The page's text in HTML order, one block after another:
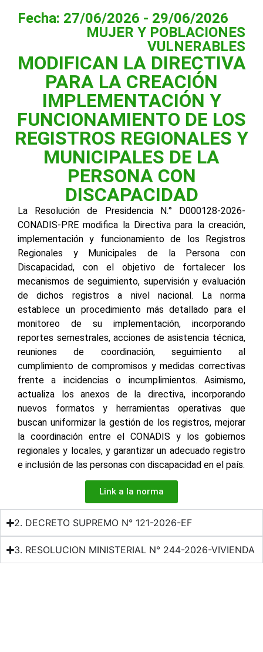
Fecha: 27/06/2026 - 29/06/2026
MUJER Y POBLACIONES
VULNERABLES
MODIFICAN LA DIRECTIVA
PARA LA CREACIÓN
IMPLEMENTACIÓN Y
FUNCIONAMIENTO DE LOS
REGISTROS REGIONALES Y
MUNICIPALES DE LA
PERSONA CON
DISCAPACIDAD
La Resolución de Presidencia N.° D000128-2026-
CONADIS-PRE modifica la Directiva para la creación,
implementación y funcionamiento de los Registros
Regionales y Municipales de la Persona con
Discapacidad, con el objetivo de fortalecer los
mecanismos de seguimiento, supervisión y evaluación
de dichos registros a nivel nacional. La norma
establece un procedimiento más detallado para el
monitoreo de su implementación, incorporando
reportes semestrales, acciones de asistencia técnica,
reuniones de coordinación, seguimiento al
cumplimiento de compromisos y medidas correctivas
frente a incidencias o incumplimientos. Asimismo,
actualiza los anexos de la directiva, incorporando
nuevos formatos y herramientas operativas que
buscan uniformizar la gestión de los registros, mejorar
la coordinación entre el CONADIS y los gobiernos
regionales y locales, y garantizar un adecuado registro
e inclusión de las personas con discapacidad en el país.
Link a la norma
2. DECRETO SUPREMO N° 121-2026-EF
3. RESOLUCION MINISTERIAL N° 244-2026-VIVIENDA